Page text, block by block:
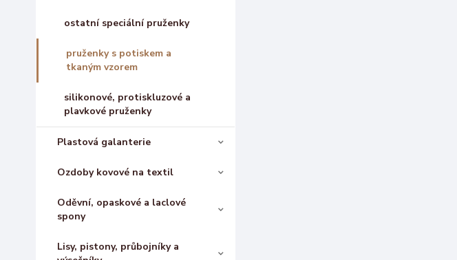
ostatní speciální pruženky
pruženky s potiskem a
tkaným vzorem
silikonové, protiskluzové a
plavkové pruženky
Plastová galanterie
Ozdoby kovové na textil
Oděvní, opaskové a laclové
spony
Lisy, pistony, průbojníky a